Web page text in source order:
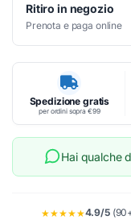
Ritiro in negozio
Prenota e paga online
Spedizione gratis
per ordini sopra €99
Hai qualche
★★★★★4.9/5